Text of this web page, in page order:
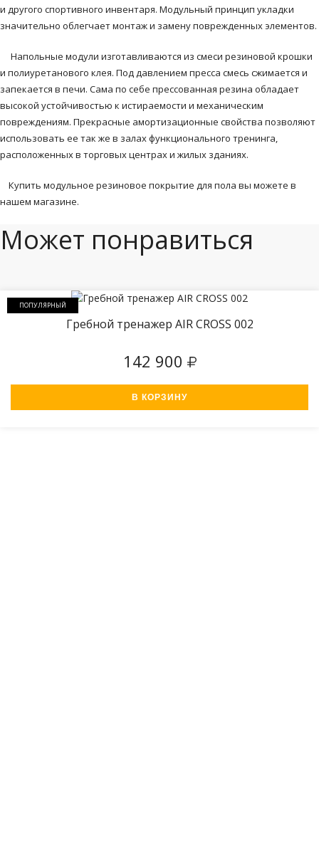
и другого спортивного инвентаря. Модульный принцип укладки
значительно облегчает монтаж и замену поврежденных элементов.
Напольные модули изготавливаются из смеси резиновой крошки
и полиуретанового клея. Под давлением пресса смесь сжимается и
запекается в печи. Сама по себе прессованная резина обладает
высокой устойчивостью к истираемости и механическим
повреждениям. Прекрасные амортизационные свойства позволяют
использовать ее так же в залах функционального тренинга,
расположенных в торговых центрах и жилых зданиях.
Купить модульное резиновое покрытие для пола вы можете в
нашем магазине.
Может понравиться
ПОПУЛЯРНЫЙ
Гребной тренажер AIR CROSS 002
142 900
В КОРЗИНУ